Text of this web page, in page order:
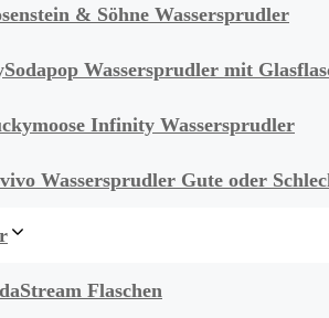
& Söhne Wassersprudler
Wassersprudler mit
Infinity Wassersprudler
Wassersprudler Gute oder
Flaschen